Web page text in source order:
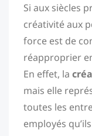
Si aux siècles
créativité aux
force est de
réapproprier
En effet, la
mais elle
toutes les
employés